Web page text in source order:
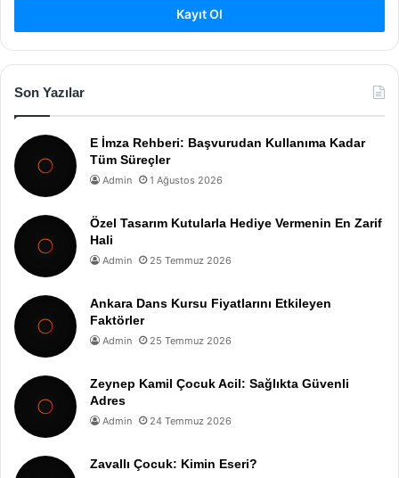
Kayıt Ol
Son Yazılar
E İmza Rehberi: Başvurudan Kullanıma Kadar
Tüm Süreçler
Admin 1 Ağustos 2026
Özel Tasarım Kutularla Hediye Vermenin En Zarif
Hali
Admin 25 Temmuz 2026
Ankara Dans Kursu Fiyatlarını Etkileyen
Faktörler
Admin 25 Temmuz 2026
Zeynep Kamil Çocuk Acil: Sağlıkta Güvenli
Adres
Admin 24 Temmuz 2026
Zavallı Çocuk: Kimin Eseri?